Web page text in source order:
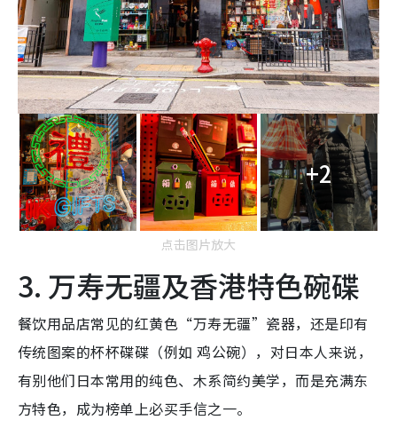
+2
点击图片放大
3. 万寿无疆及香港特色碗碟
餐饮用品店常见的红黄色“万寿无疆”瓷器，还是印有
传统图案的杯杯碟碟（例如 鸡公碗），对日本人来说，
有别他们日本常用的纯色、木系简约美学，而是充满东
方特色，成为榜单上必买手信之一。